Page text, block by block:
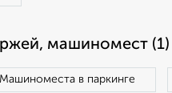
машиномест (1)
Машиноместа в паркинге